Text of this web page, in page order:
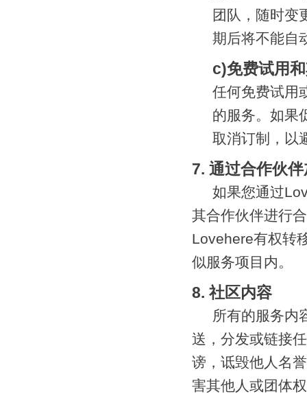
团队，随时变
期后将不能自
c)免费试用
任何免费试用
的服务。如果
取消订制，以
7. 通过合作伙
如果您通过
其合作伙伴进行
Lovehere有权转
似服务项目内。
8. 社区内容
所有的服务内
送，分发或链接
谤，诋毁他人名
害其他人或团体